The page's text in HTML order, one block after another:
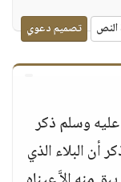
النص تصميم دعوي
وسلم ذكر
أن البلاء الذي